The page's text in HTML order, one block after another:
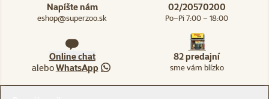
Napíšte nám
eshop@superzoo.sk
02/20570200
Po–Pi 7:00 – 18:00
Online chat
aleboWhatsApp
82 predajní
sme vám blízko